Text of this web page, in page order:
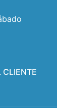
CLIENTE